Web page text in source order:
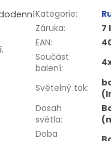
Kategorie:
Záruka:
7
EAN:
Součást
balení:
Světelný tok:
Dosah
světla:
Doba